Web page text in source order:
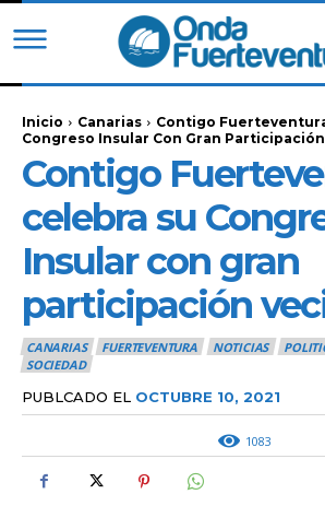
Inicio Canarias
Contigo
Congreso Insular Con Gran Participación
Contigo
celebra su
Insular con gran
participación
CANARIAS FUERTEVENTURA NOTICIAS
SOCIEDAD
PUBLCADO EL OCTUBRE 10, 2021
1083